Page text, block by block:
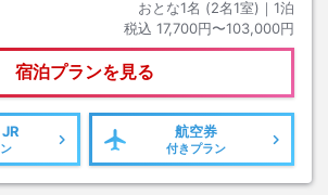
おとな1名 (2名1室)｜ 1泊
税込 17,700円〜103,000円
宿泊プランを見る
航空券
付きプラン